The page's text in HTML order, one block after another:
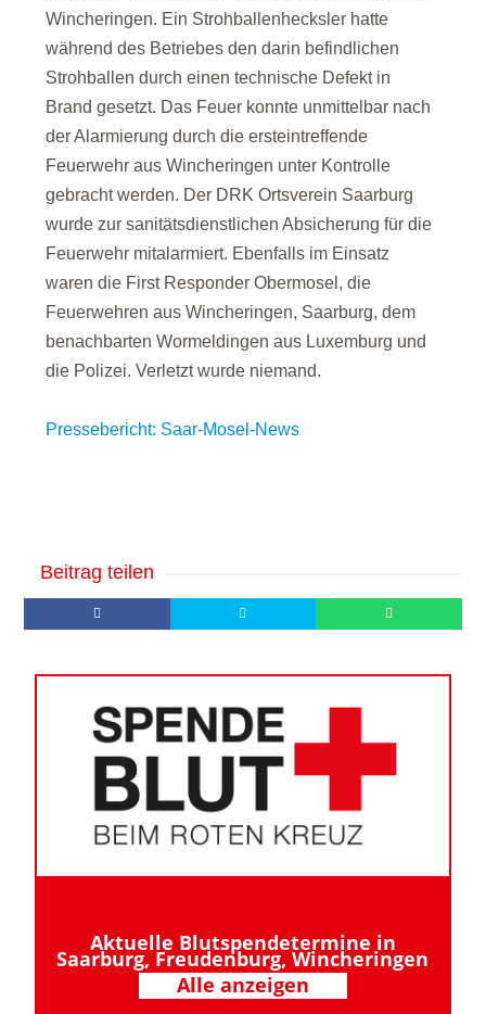
Wincheringen. Ein Strohballenhecksler hatte
während des Betriebes den darin befindlichen
Strohballen durch einen technische Defekt in
Brand gesetzt. Das Feuer konnte unmittelbar nach
der Alarmierung durch die ersteintreffende
Feuerwehr aus Wincheringen unter Kontrolle
gebracht werden. Der DRK Ortsverein Saarburg
wurde zur sanitätsdienstlichen Absicherung für die
Feuerwehr mitalarmiert. Ebenfalls im Einsatz
waren die First Responder Obermosel, die
Feuerwehren aus Wincheringen, Saarburg, dem
benachbarten Wormeldingen aus Luxemburg und
die Polizei. Verletzt wurde niemand.
Pressebericht: Saar-Mosel-News
Beitrag teilen
Aktuelle Blutspendetermine in
Saarburg, Freudenburg, Wincheringen
Alle anzeigen